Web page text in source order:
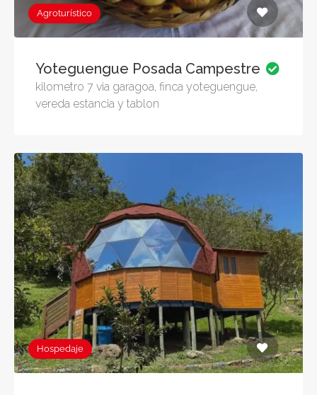
Agroturístico
Yoteguengue Posada Campestre
kilometro 7 via garagoa, finca yoteguengue,
vereda estancia y tablon
Hospedaje